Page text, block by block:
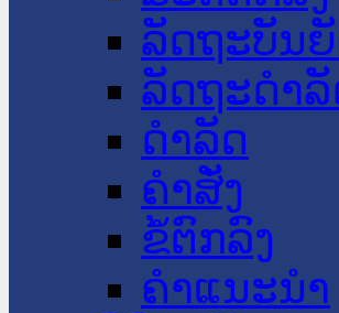
ລັດຖະບັນ
ລັດຖະດໍາລັ
ດໍາລັດ
ຄໍາສັ່ງ
ຂໍ້ຕົກລົງ
ຄໍາແນະນໍາ